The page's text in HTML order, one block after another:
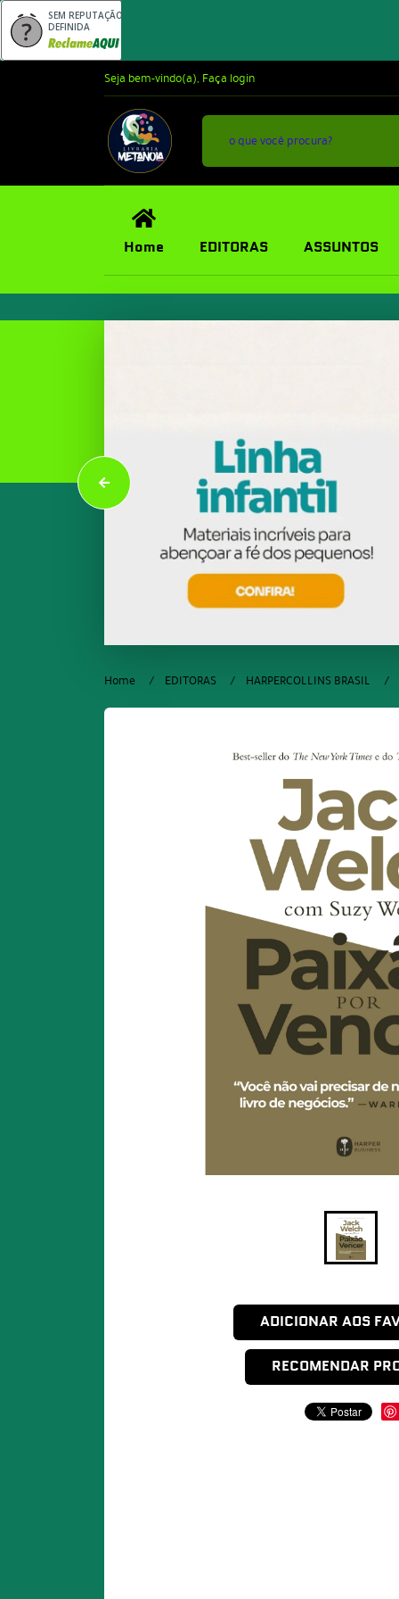
SEM REPUTAÇÃO
DEFINIDA
Seja bem-vindo(a), Faça login
Home EDITORAS ASSUNTOS
Home EDITORAS HARPERCOLLINS BRASIL
ADICIONAR AOS
RECOMENDAR